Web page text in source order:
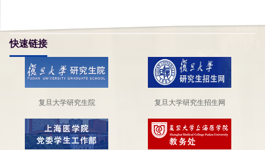
快速链接
复旦大学研究生院 复旦大学研究生招生网